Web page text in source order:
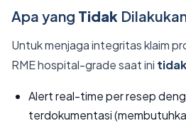
Apa yang Tidak
Untuk menjaga integritas klaim
RME hospital-grade saat ini
Alert real-time per resep
terdokumentasi